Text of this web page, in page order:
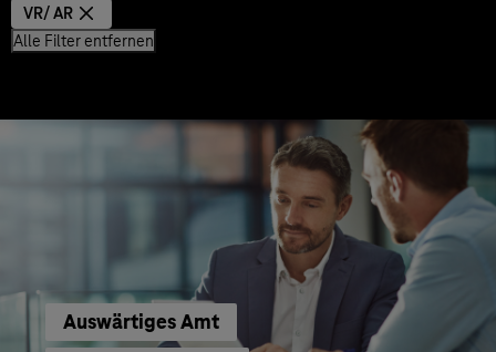
VR/ AR
Alle Filter entfernen
Auswärtiges Amt